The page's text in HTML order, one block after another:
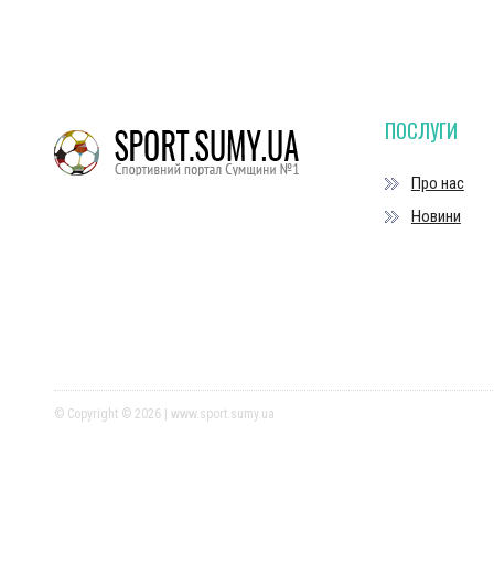
ПОСЛУГИ
Про нас
Новини
© Copyright © 2026 | www.sport.sumy.ua